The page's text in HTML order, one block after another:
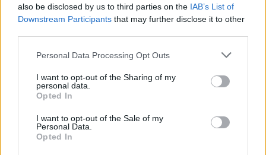
also be disclosed by us to third parties on the IAB’s List of
Downstream Participants that may further disclose it to other
Please note that this website/app uses one or more Google
not limited to your visit or usage behaviour. You may click to
grant or deny consent to Google and its third-party tags to
use your data for below specified purposes in below Google
consent section.
Personal Data Processing Opt Outs
I want to opt-out of the Sharing of my
personal data.
Opted In
I want to opt-out of the Sale of my
Personal Data.
Opted In
Ωστόσο ο ίδιος ο Γαλιμπάφ με ανάρτηση στο Χ
χρησιμοποιούνται για να κατευναστούν οι αγορές
πετρελαίου.
«Όλοι οι αξιωματούχοι υποστηρίζουν σθεναρά
τον ηγέτη τους και τον λαό τους μέχρι να
επιτευχθεί αυτός ο στόχος», είπε ο πρόεδρος